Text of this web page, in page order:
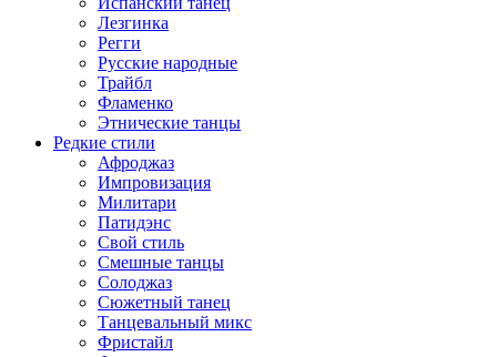
Лезгинка
Регги
Русские народные
Трайбл
Фламенко
Этнические танцы
Редкие стили
Афроджаз
Импровизация
Милитари
Патидэнс
Свой стиль
Смешные танцы
Солоджаз
Сюжетный танец
Танцевальный микс
Фристайл